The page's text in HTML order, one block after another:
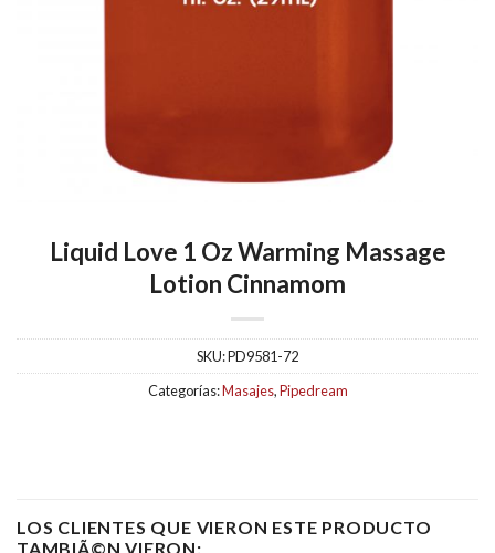
Liquid Love 1 Oz Warming Massage
Lotion Cinnamom
SKU:PD9581-72
Categorías:Masajes,Pipedream
LOS CLIENTES QUE VIERON ESTE PRODUCTO
TAMBIÃ©N VIERON: